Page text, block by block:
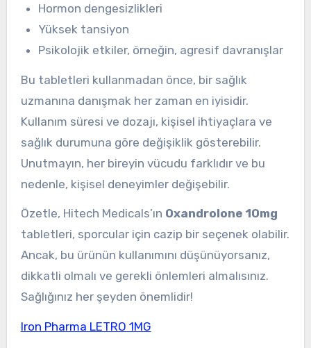
Hormon dengesizlikleri
Yüksek tansiyon
Psikolojik etkiler, örneğin, agresif davranışlar
Bu tabletleri kullanmadan önce, bir sağlık
uzmanına danışmak her zaman en iyisidir.
Kullanım süresi ve dozajı, kişisel ihtiyaçlara ve
sağlık durumuna göre değişiklik gösterebilir.
Unutmayın, her bireyin vücudu farklıdır ve bu
nedenle, kişisel deneyimler değişebilir.
Özetle, Hitech Medicals’ın Oxandrolone 10mg
tabletleri, sporcular için cazip bir seçenek olabilir.
Ancak, bu ürünün kullanımını düşünüyorsanız,
dikkatli olmalı ve gerekli önlemleri almalısınız.
Sağlığınız her şeyden önemlidir!
Iron Pharma LETRO 1MG